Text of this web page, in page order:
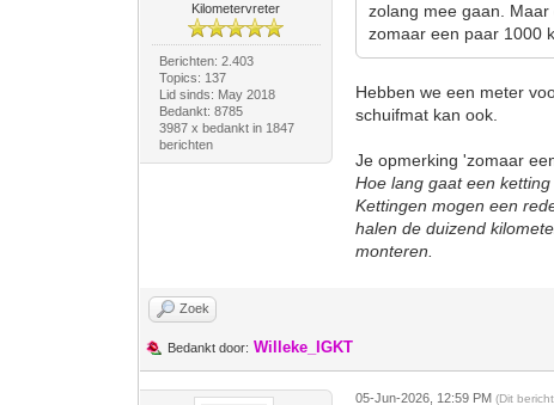
Kilometervreter
Berichten: 2.403
Topics: 137
Lid sinds: May 2018
Bedankt: 8785
3987 x bedankt in 1847
berichten
zolang mee gaan.
zomaar een paar 1000
Hebben we een meter
schuifmat kan ook.
Je opmerking 'zomaar
Hoe lang gaat een
Kettingen mogen een
halen de duizend
monteren.
Zoek
Bedankt door: Willeke_IGKT
05-Jun-2026, 12:59 PM(Dit